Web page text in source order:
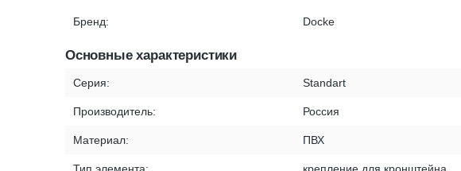
Бренд: Docke
Основные характеристики
Серия: Standart
Производитель: Россия
Материал: ПВХ